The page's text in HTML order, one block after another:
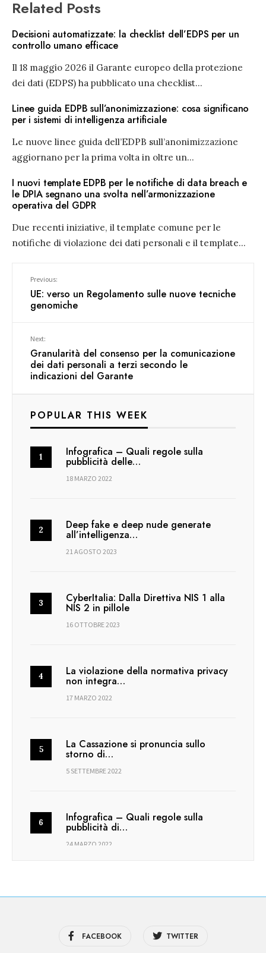
Related Posts
Decisioni automatizzate: la checklist dell’EDPS per un
controllo umano efficace
Il 18 maggio 2026 il Garante europeo della protezione
dei dati (EDPS) ha pubblicato una checklist...
Linee guida EDPB sull’anonimizzazione: cosa significano
per i sistemi di intelligenza artificiale
Le nuove linee guida dell’EDPB sull’anonimizzazione
aggiornano per la prima volta in oltre un...
I nuovi template EDPB per le notifiche di data breach e
le DPIA segnano una svolta nell’armonizzazione
operativa del GDPR
Due recenti iniziative, il template comune per le
notifiche di violazione dei dati personali e il template...
Previous:
UE: verso un Regolamento sulle nuove tecniche
genomiche
Next:
Granularità del consenso per la comunicazione
dei dati personali a terzi secondo le
indicazioni del Garante
POPULAR THIS WEEK
Infografica – Quali regole sulla
pubblicità delle…
18 MARZO 2022
Deep fake e deep nude generate
all’intelligenza…
21 AGOSTO 2023
CyberItalia: Dalla Direttiva NIS 1 alla
NIS 2 in pillole
16 OTTOBRE 2023
La violazione della normativa privacy
non integra…
17 MARZO 2022
La Cassazione si pronuncia sullo
storno di…
5 SETTEMBRE 2022
Infografica – Quali regole sulla
pubblicità di…
24 MARZO 2022
FACEBOOK TWITTER